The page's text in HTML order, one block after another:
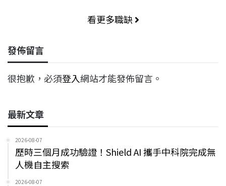
看更多職缺
發佈留言
很抱歉，必須登入網站才能發佈留言。
最新文章
2026-08-07
歷時三個月成功驗證！Shield AI 攜手中科院完成無
人機自主搜索
2026-08-07